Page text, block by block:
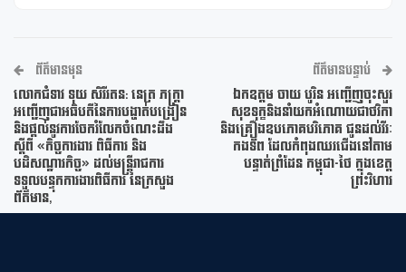
ព័ត៌មានមុន
លោកជំទាវ ទុយ សិរីរតន: នេត្រ ភក្រ្តា
អញ្ជើញជាអធិបតីនៃការបង្ហាត់បង្រៀន
និងផ្តល់នូវការចែករំលែកចំណេះដឹង
ស្តីពី «កិច្ចការងារ ពិធីការ និង
បដិសណ្ឋារកិច្ច» ដល់មន្ត្រីរាជការ
ទទួលបន្ទុកការងារពិធីការ នៃក្រសួង
ព័ត៌មាន,
ព័ត៌មានបន្ទាប់
ឯកឧត្តម ចាយ បូរិន អញ្ជើញចុះសួរ
សុខទុក្ខនិងនាំយកអំណោយជាថវិកា
និងគ្រឿងឧបភោគបរិភោគ ជូនដល់វីរៈ
កងទ័ព ដែលកំពុងឈរជើងនៅតាម
បន្ទាត់ព្រំដែន កម្ពុជា-ថៃ ក្នុងខេត្ត
ព្រះវិហារ